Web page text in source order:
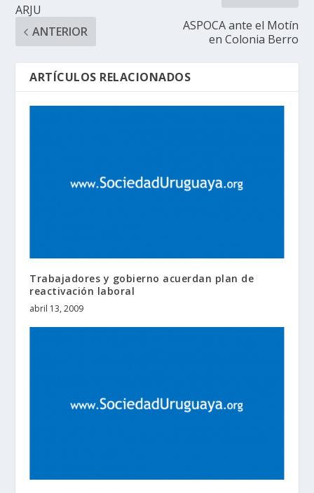
ARJU
ANTERIOR
ASPOCA ante el Motín
en Colonia Berro
ARTÍCULOS RELACIONADOS
Trabajadores y gobierno acuerdan plan de
reactivación laboral
abril 13, 2009